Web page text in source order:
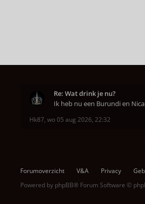
Re: Wat drink je nu?
Hk87, wo 05 aug 2026, 22:32
Forumoverzicht V&A Privacy
Powered by phpBB® Forum Software ©